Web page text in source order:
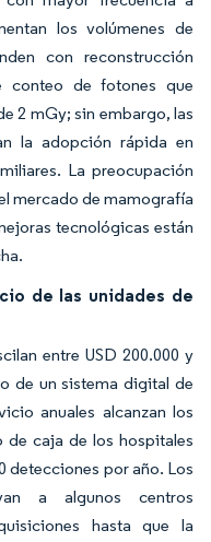
los volúmenes de
con reconstrucción
conteo de fotones que
2 mGy; sin embargo, las
la adopción rápida en
La preocupación
mercado de mamografía
tecnológicas están
de las unidades de
entre USD 200.000 y
de un sistema digital de
anuales alcanzan los
de caja de los hospitales
detecciones por año. Los
a algunos centros
hasta que la